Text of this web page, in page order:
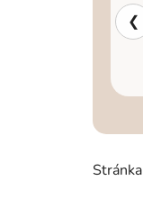
❮
Stránka